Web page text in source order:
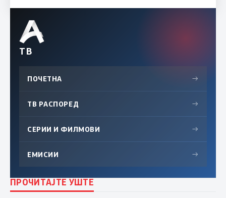
ТВ
ПОЧЕТНА →
ТВ РАСПОРЕД →
СЕРИИ И ФИЛМОВИ →
ЕМИСИИ →
ПРОЧИТАЈТЕ УШТЕ